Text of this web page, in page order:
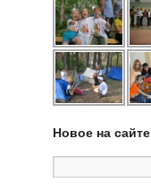
Новое на сайте